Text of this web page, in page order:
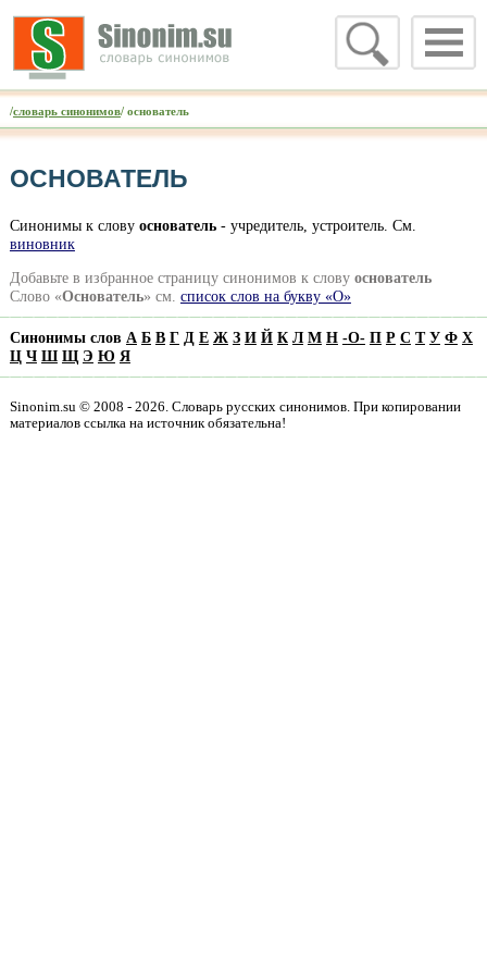
/словарь синонимов/ основатель
ОСНОВАТЕЛЬ
Синонимы к слову основатель- учредитель, устроитель. См.
виновник
Добавьте в избранное страницу синонимов к слову основатель
Слово «Основатель» см. список слов на букву «О»
Синонимы слов А Б В Г Д Е Ж З И Й К Л М Н -О- П Р С Т У Ф Х
Ц Ч Ш Щ Э Ю Я
Sinonim.su © 2008 - 2026. Словарь русских синонимов. При копировании
материалов ссылка на источник обязательна!